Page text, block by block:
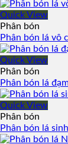
Quick View
Phân bón
Phân bón lá vô
Quick View
Phân bón
Phân bón lá
Quick View
Phân bón
Phân bón lá